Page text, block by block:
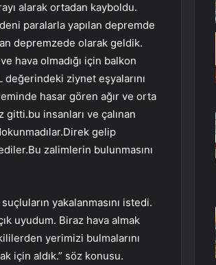
alarak ortadan kayboldu.
paralarla yapılan depremde
depremzede olarak geldik.
hava olmadığı için balkon
değerindeki ziynet eşyalarını
hasar gören ağır ve orta
insanları ve çalınan
gelip
zalimlerin bulunmasını
yakalanmasını istedi.
uyudum. Biraz hava almak
yerimizi bulmalarını
için aldık.” söz konusu.